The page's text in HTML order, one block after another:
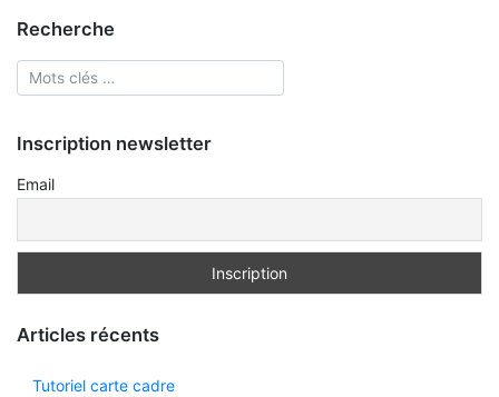
Recherche
Inscription newsletter
Email
Articles récents
Tutoriel carte cadre